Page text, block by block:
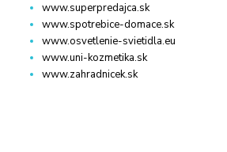
www.superpredajca.sk
www.spotrebice-domace.sk
www.osvetlenie-svietidla.eu
www.uni-kozmetika.sk
www.zahradnicek.sk